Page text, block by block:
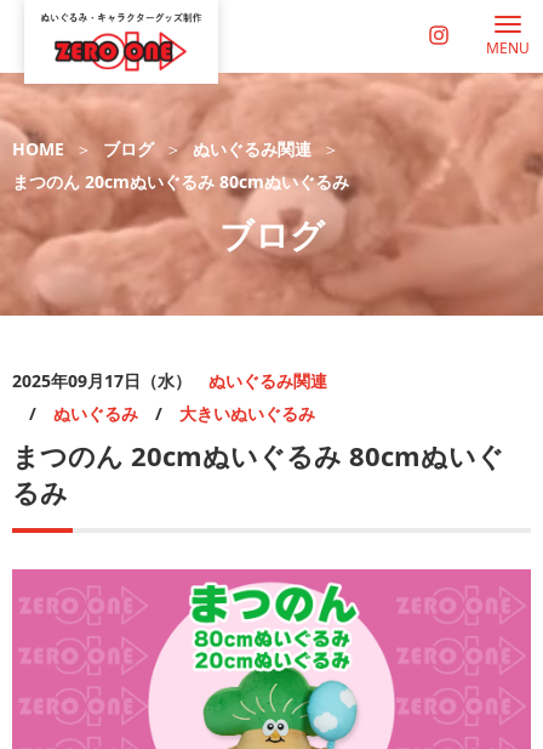
MENU
HOME ブログ
ぬいぐるみ関連
まつのん 20cmぬいぐるみ 80cmぬいぐるみ
ブログ
2025年09月17日（水）
ぬいぐるみ関連
/ ぬいぐるみ / 大きいぬいぐるみ
まつのん 20cmぬいぐるみ 80cmぬいぐ
るみ